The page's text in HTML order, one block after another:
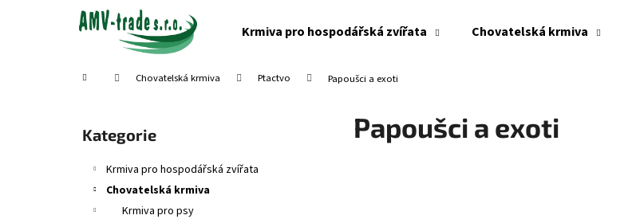
Krmiva pro hospodářská zvířata Chovatelská krmiva
Domů Chovatelská krmiva Ptactvo Papoušci a exoti
Přeskočit
kategorie
Kategorie
Krmiva pro hospodářská zvířata
Chovatelská krmiva
Krmiva pro psy
Papoušci a exoti
Co potřebujete najít?